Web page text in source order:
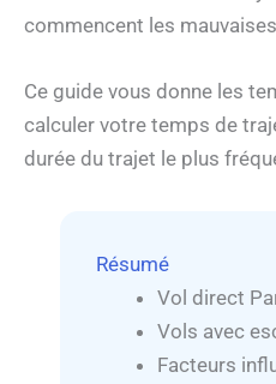
commencent les
Ce guide vous donne les
calculer votre temps de
durée du trajet le plus
Résumé
Vol direct
Vols avec
Facteurs